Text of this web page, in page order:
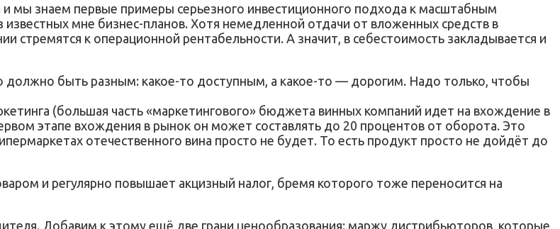
мы знаем первые примеры серьезного инвестиционного подхода к масштабным
мне бизнес-планов. Хотя немедленной отдачи от вложенных средств в
стремятся к операционной рентабельности. А значит, в себестоимость закладывается и
быть разным: какое-то доступным, а какое-то — дорогим. Надо только, чтобы
(большая часть «маркетингового» бюджета винных компаний идет на вхождение в
этапе вхождения в рынок он может составлять до 20 процентов от оборота. Это
отечественного вина просто не будет. То есть продукт просто не дойдёт до
и регулярно повышает акцизный налог, бремя которого тоже переносится на
Добавим к этому ещё две грани ценообразования: маржу дистрибьюторов, которые